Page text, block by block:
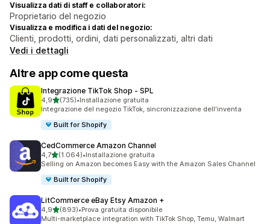
Visualizza dati di staff e collaboratori:
Proprietario del negozio
Visualizza e modifica i dati del negozio:
Clienti, prodotti, ordini, dati personalizzati, altri dati
Vedi i dettagli
Altre app come questa
Integrazione TikTok Shop ‑ SPL
4,9stelle su 5
(735)
735 recensioni totali
•Installazione gratuita
Integrazione del negozio TikTok, sincronizzazione dell'inventa
Built for Shopify
CedCommerce Amazon Channel
4,7stelle su 5
(1.064)
1064 recensioni totali
•Installazione gratuita
Selling on Amazon becomes Easy with the Amazon Sales Channel
Built for Shopify
LitCommerce eBay Etsy Amazon +
4,9stelle su 5
(893)
893 recensioni totali
•Prova gratuita disponibile
Multi-marketplace integration with TikTok Shop, Temu, Walmart